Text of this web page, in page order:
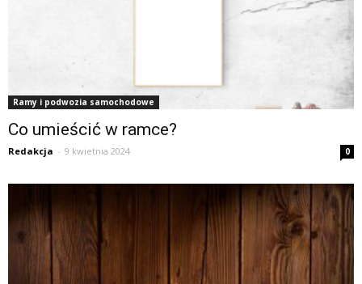
Ramy i podwozia samochodowe
Co umieścić w ramce?
Redakcja - 9 kwietnia 2024 0